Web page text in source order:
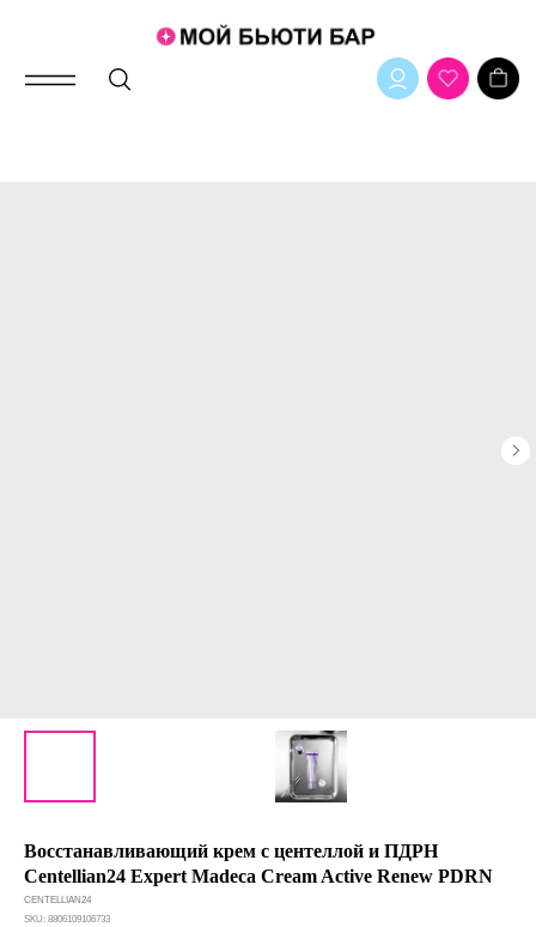
Восстанавливающий крем с центеллой и ПДРН
Centellian24 Expert Madeca Cream Active Renew PDRN
CENTELLIAN24
SKU: 8806109106733